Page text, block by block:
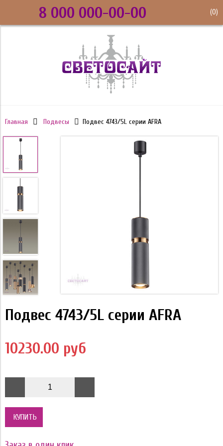
8 000 000-00-00 (0)
Главная Подвесы Подвес 4743/5L серии AFRA
Подвес 4743/5L серии AFRA
10230.00 руб
КУПИТЬ